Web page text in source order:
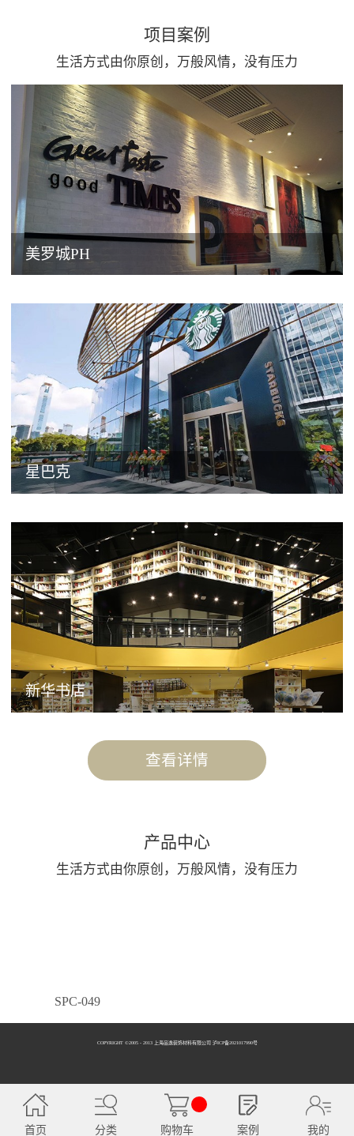
项目案例
生活方式由你原创，万般风情，没有压力
美罗城PH
星巴克
新华书店
查看详情
产品中心
生活方式由你原创，万般风情，没有压力
SPC-049
SPC-050
COPYRIGHT ©2005 - 2013 上海品逸装饰材料有限公司 泸ICP备2021017990号
首页 分类 购物车 案例 我的